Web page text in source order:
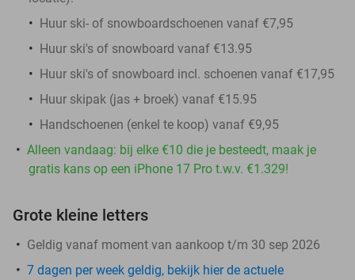
Huur ski- of snowboardschoenen vanaf €7,95
Huur ski's of snowboard vanaf €13.95
Huur ski's of snowboard incl. schoenen vanaf €17,95
Huur skipak (jas + broek) vanaf €15.95
Handschoenen (enkel te koop) vanaf €9,95
Alleen vandaag: bij elke €10 die je besteedt, maak je
gratis kans op een iPhone 17 Pro t.w.v. €1.329!
Grote kleine letters
Geldig vanaf moment van aankoop t/m 30 sep 2026
7 dagen per week geldig, bekijk hier de actuele